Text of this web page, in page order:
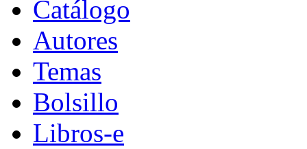
Catálogo
Autores
Temas
Bolsillo
Libros-e